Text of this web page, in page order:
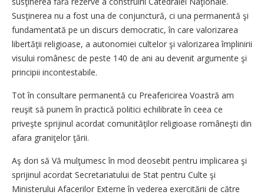
Susţinerea nu a fost una de conjunctură, ci una permanentă şi
fundamentată pe un discurs democratic, în care valorizarea
libertăţii religioase, a autonomiei cultelor şi valorizarea împlinirii
visului românesc de peste 140 de ani au devenit argumente şi
principii incontestabile.
Tot în consultare permanentă cu Preafericirea Voastră am
reuşit să punem în practică politici echilibrate în ceea ce
priveşte sprijinul acordat comunităţilor religioase ro­mâneşti din
afara graniţelor ţării.
Aş dori să Vă mulţumesc în mod deosebit pentru implicarea şi
sprijinul acordat Secretariatului de Stat pentru Culte şi
Ministerului Afacerilor Externe în vederea exercitării de către